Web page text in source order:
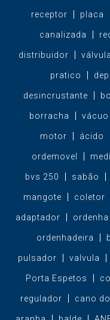
receptor placa
canalizada
distribuidor
pratico
desincrustante
borracha vácuo
motor ácido
ordemovel
bvs 250 sabão
mangote coletor
adaptador
ordenhadeira
pulsador valvula
Porta Espetos
regulador cano